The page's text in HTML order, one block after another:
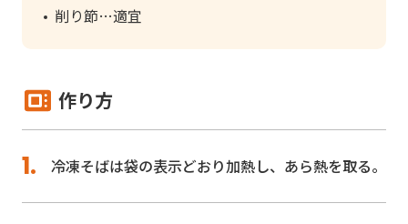
削り節
適宜
作り方
冷凍そばは袋の表示どおり加熱し、あら熱を取る。